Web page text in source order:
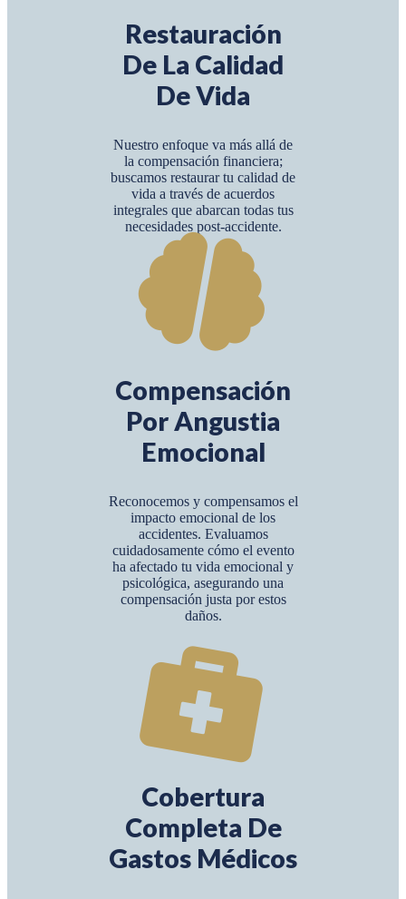
Restauración
De La Calidad
De Vida
Nuestro enfoque va más allá de
la compensación financiera;
buscamos restaurar tu calidad de
vida a través de acuerdos
integrales que abarcan todas tus
necesidades post-accidente.
Compensación
Por Angustia
Emocional
Reconocemos y compensamos el
impacto emocional de los
accidentes. Evaluamos
cuidadosamente cómo el evento
ha afectado tu vida emocional y
psicológica, asegurando una
compensación justa por estos
daños.
Cobertura
Completa De
Gastos Médicos